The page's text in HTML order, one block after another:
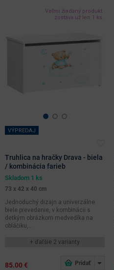
Veľmi žiadaný produkt
zostáva už len 1 ks
VÝPREDAJ
Truhlica na hračky Drava - biela
/ kombinácia farieb
Skladom 1 ks
73 x 42 x 40 cm
Jednoduchý dizajn a univerzálne
biele prevedenie, v kombinácii s
detkým obrázkom medvedíka na
obláčiku,...
+ ďaľšie 2 varianty
85.00 €